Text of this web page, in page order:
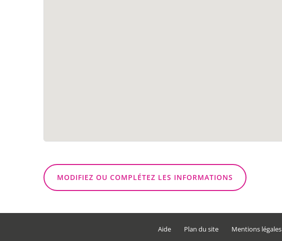
MODIFIEZ OU COMPLÉTEZ LES INFORMATIONS
Aide Plan du site Mentions légales